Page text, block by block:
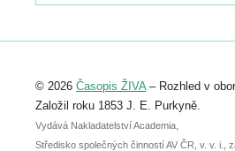
Registrovat se můžete do 6. září.
abstraktu přihlášené přednášky
posteru je už 30. června.
© 2026 Časopis ŽIVA– Rozhled v
Založil roku 1853 J. E. Purkyně.
Vydává Nakladatelství Academia,
Středisko společných činností AV ČR, v. v. i.,